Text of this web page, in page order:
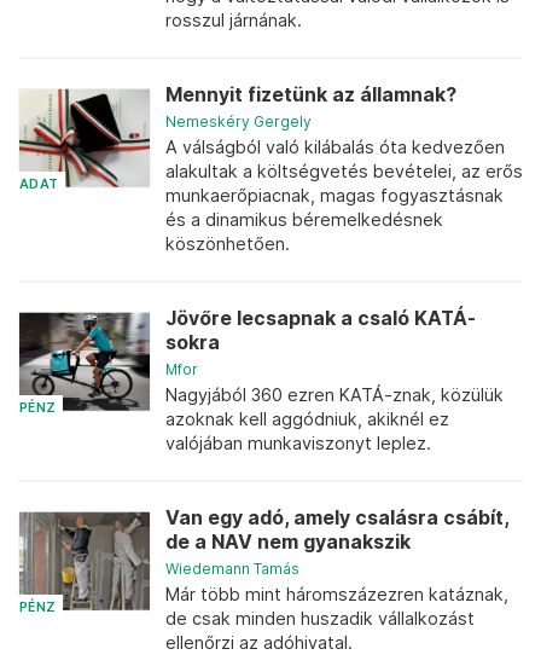
rosszul járnának.
ADAT
Mennyit fizetünk az államnak?
Nemeskéry Gergely
A válságból való kilábalás óta kedvezően
alakultak a költségvetés bevételei, az erős
munkaerőpiacnak, magas fogyasztásnak
és a dinamikus béremelkedésnek
köszönhetően.
PÉNZ
Jövőre lecsapnak a csaló KATÁ-
sokra
Mfor
Nagyjából 360 ezren KATÁ-znak, közülük
azoknak kell aggódniuk, akiknél ez
valójában munkaviszonyt leplez.
PÉNZ
Van egy adó, amely csalásra csábít,
de a NAV nem gyanakszik
Wiedemann Tamás
Már több mint háromszázezren katáznak,
de csak minden huszadik vállalkozást
ellenőrzi az adóhivatal.